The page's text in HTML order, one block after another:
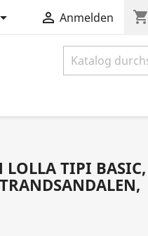
 Anmelden shopping_cart
TIPI BASIC,